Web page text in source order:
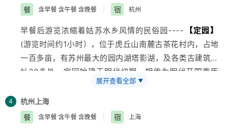
国唯一的园林水乡古镇乾隆六次去过的地方—
渎】
：虹饮山房（江南皇家园林、古戏台、圣旨馆
等）、香溪游船、参观《私人定制》拍摄基地——木渎-
古松园。
餐
含早餐 含午餐 含晚餐 宿 杭州
早餐后游览浓缩着姑苏水乡风情的民俗园----
【定园】
(游览时间约1小时），位于虎丘山南麓古茶花村内，占地
一百多亩，有苏州最大的园内湖塔影湖，及各类古建筑遗
址30多处。定园始建于明代初期，相传为明代开国重臣
刘伯温的私宅。参观苏和盛珍珠博物馆（约1小时），
【漫步西湖】
观孤山烟雨、观雷峰塔外景；远眺钱塘江大桥、观六合塔
外景，游览新西湖十景之一的“曲 院 风 荷”或者“花 港 观
展开查看全部 ▼
4 杭州 上海
餐
含早餐 含午餐 含晚餐 宿 上海